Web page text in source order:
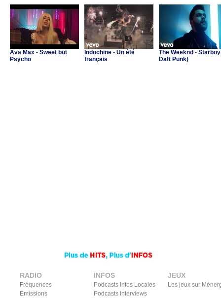
Ava Max - Sweet but
Psycho
Indochine - Un été
français
The Weeknd -
Daft Punk)
RADIO
Fréquences
Emissions
INFOS
Podcasts Infos Locales
Podcasts Interviews
JEUX
Les jeux sur